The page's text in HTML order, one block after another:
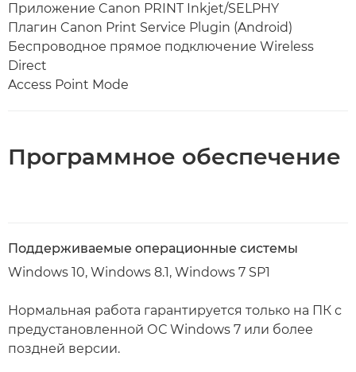
Приложение Canon PRINT Inkjet/SELPHY
Плагин Canon Print Service Plugin (Android)
Беспроводное прямое подключение Wireless
Direct
Access Point Mode
Программное обеспечение
Поддерживаемые операционные системы
Windows 10, Windows 8.1, Windows 7 SP1
Нормальная работа гарантируется только на ПК с
предустановленной ОС Windows 7 или более
поздней версии.